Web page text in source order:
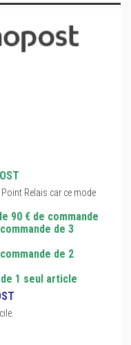
Relais car ce mode
90 € de commande
de 3
de 2
1 seul article